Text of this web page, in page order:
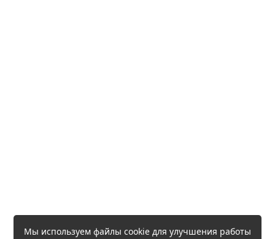
Мы используем файлы cookie для улучшения работы